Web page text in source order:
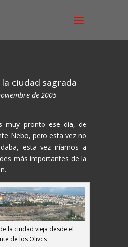
la ciudad sagrada
de 2005
muy pronto ese día, de
Nebo, pero esta vez no
esta vez iríamos a
más importantes de la
la ciudad vieja desde el
de los Olivos